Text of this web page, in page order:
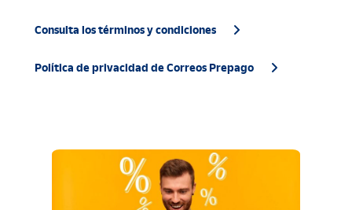
Consulta los términos y condiciones
Política de privacidad de Correos Prepago